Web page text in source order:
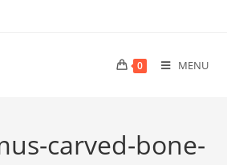
0 MENU
carved-bone-